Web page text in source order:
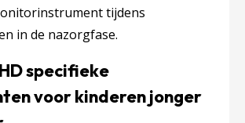
tijdens
in de nazorgfase.
specifieke
voor kinderen jonger